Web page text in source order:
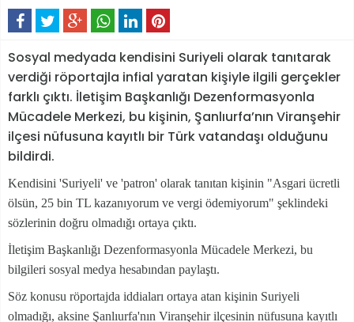
Sosyal medyada kendisini Suriyeli olarak tanıtarak
verdiği röportajla infial yaratan kişiyle ilgili gerçekler
farklı çıktı. İletişim Başkanlığı Dezenformasyonla
Mücadele Merkezi, bu kişinin, Şanlıurfa’nın Viranşehir
ilçesi nüfusuna kayıtlı bir Türk vatandaşı olduğunu
bildirdi.
Kendisini 'Suriyeli' ve 'patron' olarak tanıtan kişinin "Asgari ücretli
ölsün, 25 bin TL kazanıyorum ve vergi ödemiyorum" şeklindeki
sözlerinin doğru olmadığı ortaya çıktı.
İletişim Başkanlığı Dezenformasyonla Mücadele Merkezi, bu
bilgileri sosyal medya hesabından paylaştı.
Söz konusu röportajda iddiaları ortaya atan kişinin Suriyeli
olmadığı, aksine Şanlıurfa'nın Viranşehir ilçesinin nüfusuna kayıtlı